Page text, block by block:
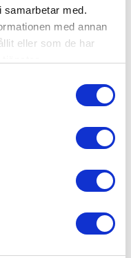
samarbetar med.
med annan
eller som de har